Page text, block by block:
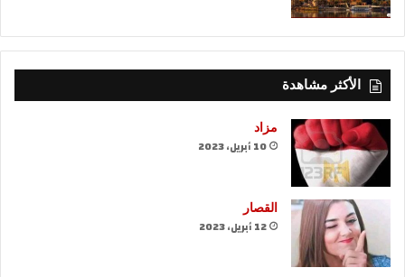
الأكثر مشاهدة
مزاد
10 أبريل، 2023
القصار
12 أبريل، 2023